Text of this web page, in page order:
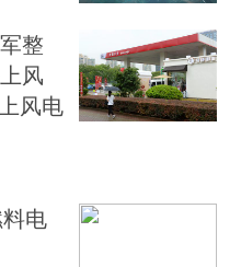
整
风
风电
电